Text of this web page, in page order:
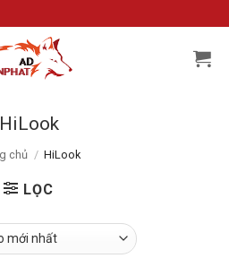
HiLook
chủ / HiLook
LỌC